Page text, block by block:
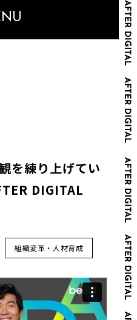
を練り上げてい
DIGITAL
組織変革・人材育成